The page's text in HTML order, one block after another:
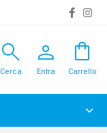
search
Cerca
person
Entra
shopping_bag
Carrello